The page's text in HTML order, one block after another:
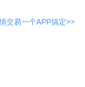
交易一个APP搞定>>